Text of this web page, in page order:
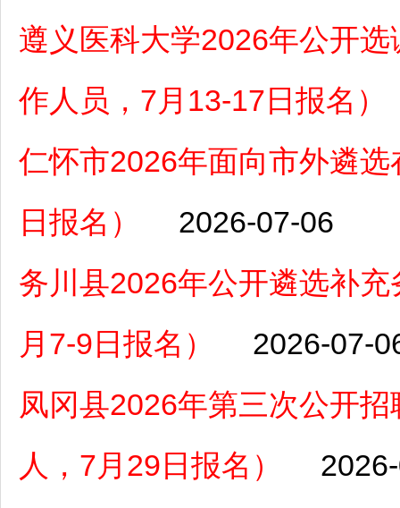
遵义医科大学2026年公开
作人员，7月13-17日报名）
仁怀市2026年面向市外遴
日报名）
2026-07-06
务川县2026年公开遴选补
月7-9日报名）
2026-07-
凤冈县2026年第三次公开
人，7月29日报名）